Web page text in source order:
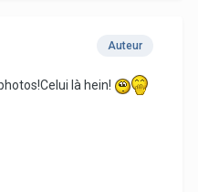
Auteur
là hein!